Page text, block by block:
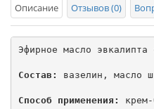
Описание Отзывов (0)
Эфирное масло
Состав: вазелин, масло
Способ применения: